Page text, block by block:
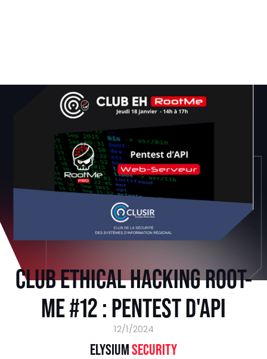
CLUB ETHICAL HACKING ROOT-
ME #12 : PENTEST D'API
12/1/2024
ELYSIUMSECURITY